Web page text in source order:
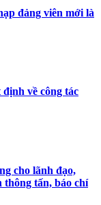
đảng viên mới là
về công tác
cho lãnh đạo,
thông tấn, báo chí